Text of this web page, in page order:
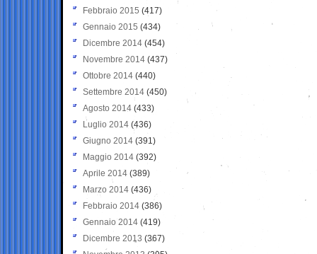
Febbraio 2015 (417)
Gennaio 2015 (434)
Dicembre 2014 (454)
Novembre 2014 (437)
Ottobre 2014 (440)
Settembre 2014 (450)
Agosto 2014 (433)
Luglio 2014 (436)
Giugno 2014 (391)
Maggio 2014 (392)
Aprile 2014 (389)
Marzo 2014 (436)
Febbraio 2014 (386)
Gennaio 2014 (419)
Dicembre 2013 (367)